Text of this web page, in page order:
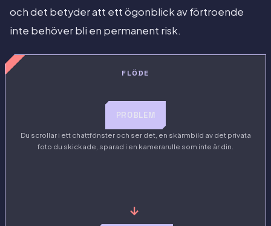
och det betyder att ett ögonblick av förtroende
inte behöver bli en permanent risk.
FLÖDE
PROBLEM
Du scrollar i ett chattfönster och ser det, en skärmbild av det privata
foto du skickade, sparad i en kamerarulle som inte är din.
→